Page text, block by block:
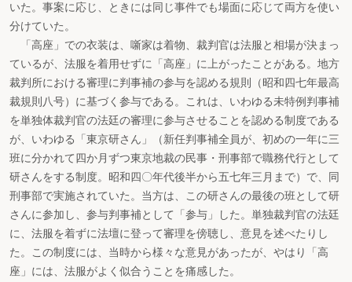
いた。事案に応じ、ときには同じ事件でも場面に応じて両方を使い
分けていた。
「高座」での衣装は、噺家は着物、裁判官は法服と相場が決まっ
ているが、法服を着用せずに「高座」に上がったことがある。地方
裁判所における審理に判事補の参与を認める規則（昭和四七年最高
裁規則八号）に基づく参与である。これは、いわゆる未特例判事補
を単独体裁判官の法廷の審理に参与させることを認める制度である
が、いわゆる「東京研さん」（新任判事補全員が、初めの一年に三
班に分かれて四か月ずつ東京地裁の民事・刑事部で職務代行として
研さんをする制度。昭和四〇年代後半から五七年三月まで）で、同
刑事部で実施されていた。当方は、この研さんの最後の班として研
さんに参加し、参与判事補として「参与」した。単独裁判官の法廷
に、法服を着ずに法壇に登って審理を傍聴し、意見を述べたりし
た。この制度には、当時から様々な意見があったが、やはり「高
座」には、法服がよく似合うことを痛感した。